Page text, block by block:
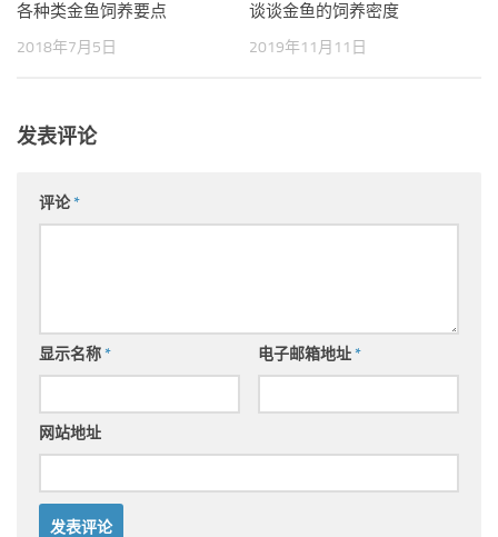
各种类金鱼饲养要点
2018年7月5日
谈谈金鱼的饲养密度
2019年11月11日
发表评论
评论*
显示名称* 电子邮箱地址*
网站地址